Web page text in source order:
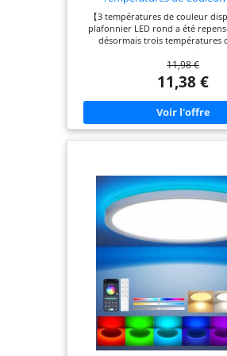
accessoires d'installation
【3 températures de couleur
plafonnier LED rond a été
désormais trois températures
température de couleur grâce à
trois positions situé à l'arrière. Ces
s'adaptent à différentes
permettent de créer facilement
variées. 【Lumineuse et économe
plafonnier ne consomme que 15
lumineux de 1500 lumens. Il
carrés, ce qui en fait un choix
éclairage écoénergétique. Ce
salon garantit non seulement
optimal, mais permet
jusqu'à 85 % d'économies sur
d'électricité. De plus, sa durée
atteindre 25 000 heures, ce qui
utiliser. 【Installation facile, design
d'épaisseur, permettant une
au plafond et empêchant
l'accumulation d'insectes et de
socle ergonomique est compatible
boîtes de jonction du marché. Sans
ni intervention d'un électricien,
fournis permettent une installation
seule personne. 【Étanchéité
11,98 €
11,38 €